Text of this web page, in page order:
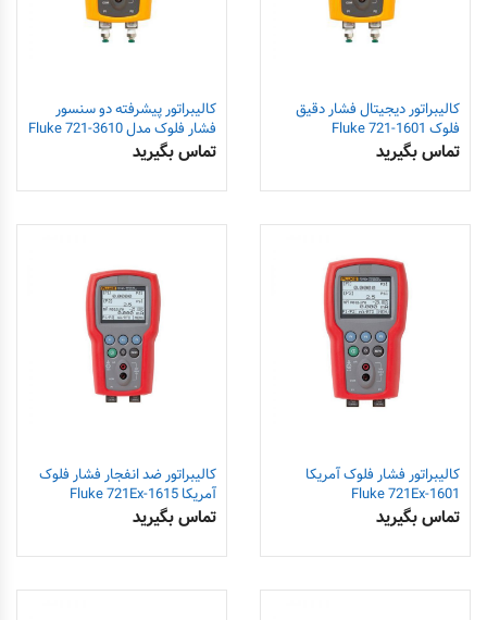
کالیبراتور پیشرفته دو سنسور
فشار فلوک مدل Fluke 721-3610
تماس بگیرید
کالیبراتور دیجیتال فشار دقیق
فلوک Fluke 721-1601
تماس بگیرید
کالیبراتور ضد انفجار فشار فلوک
آمریکا 1615-Fluke 721Ex
تماس بگیرید
کالیبراتور فشار فلوک آمریکا
1601-Fluke 721Ex
تماس بگیرید